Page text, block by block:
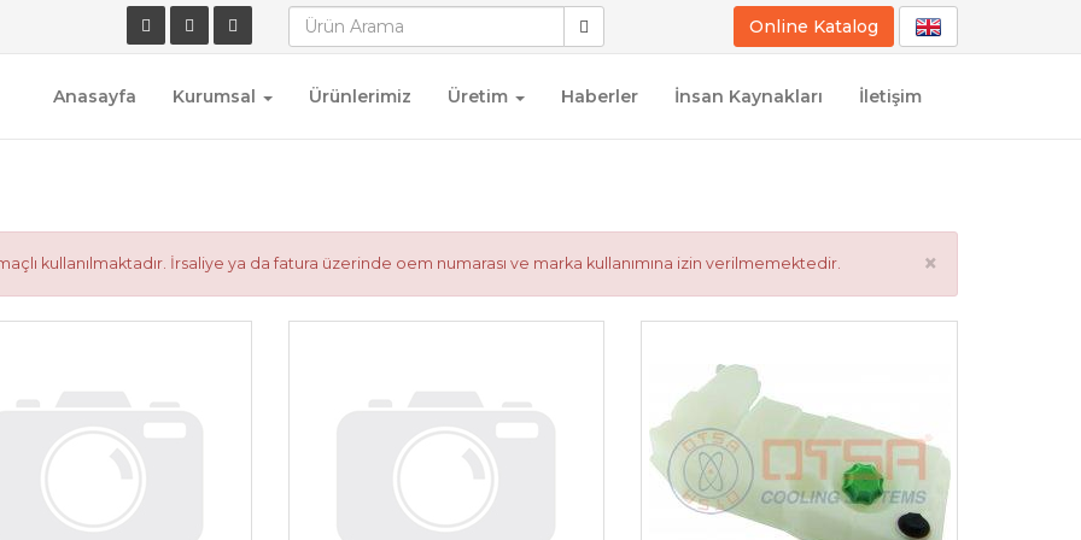
Online Katalog
Anasayfa Kurumsal Ürünlerimiz Üretim Haberler İnsan Kaynakları İletişim
×
kullanılmaktadır. İrsaliye ya da fatura üzerinde oem numarası ve marka kullanımına izin verilmemektedir.